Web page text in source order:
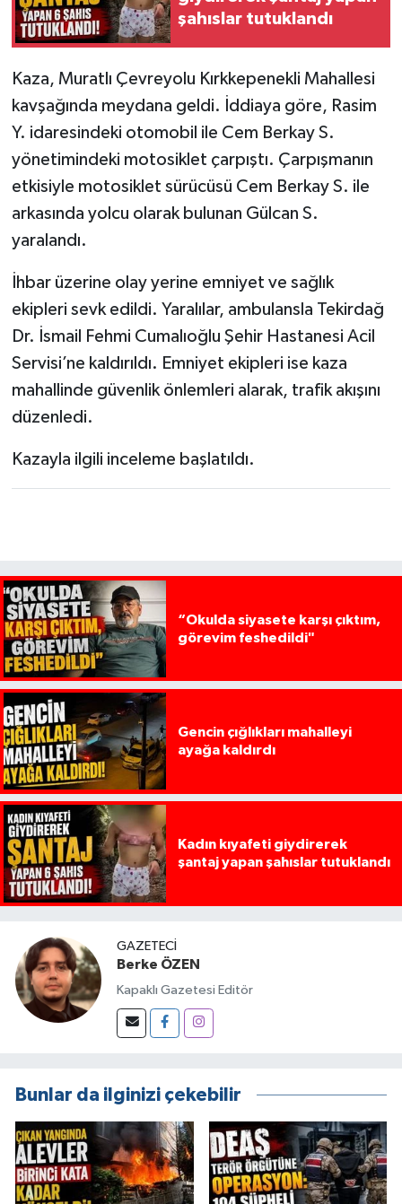
şahıslar tutuklandı
Kaza, Muratlı Çevreyolu Kırkkepenekli Mahallesi
kavşağında meydana geldi. İddiaya göre, Rasim
Y. idaresindeki otomobil ile Cem Berkay S.
yönetimindeki motosiklet çarpıştı. Çarpışmanın
etkisiyle motosiklet sürücüsü Cem Berkay S. ile
arkasında yolcu olarak bulunan Gülcan S.
yaralandı.
İhbar üzerine olay yerine emniyet ve sağlık
ekipleri sevk edildi. Yaralılar, ambulansla Tekirdağ
Dr. İsmail Fehmi Cumalıoğlu Şehir Hastanesi Acil
Servisi’ne kaldırıldı. Emniyet ekipleri ise kaza
mahallinde güvenlik önlemleri alarak, trafik akışını
düzenledi.
Kazayla ilgili inceleme başlatıldı.
“Okulda siyasete karşı çıktım,
görevim feshedildi"
Gencin çığlıkları mahalleyi
ayağa kaldırdı
Kadın kıyafeti giydirerek
şantaj yapan şahıslar tutuklandı
GAZETECI
Berke ÖZEN
Kapaklı Gazetesi Editör
Bunlar da ilginizi çekebilir